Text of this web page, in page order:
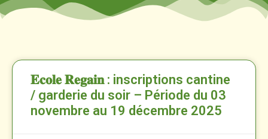
𝐄𝐜𝐨𝐥𝐞 𝐑𝐞𝐠𝐚𝐢𝐧 : inscriptions cantine
/ garderie du soir – Période du 03
novembre au 19 décembre 2025